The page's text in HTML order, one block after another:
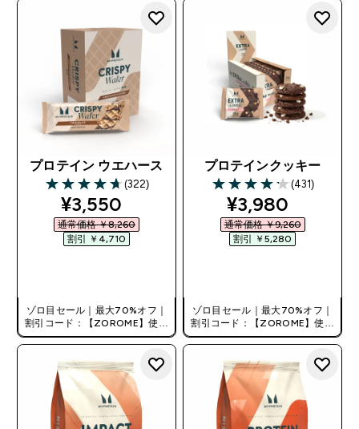
プロテイン ウエハース
4.69 out of 5 stars
(322)
discounted price
¥3,550‎
通常価格 ￥8,260‎
割引 ￥4,710‎
ゾロ目セール｜最大70%オフ｜
割引コード：【ZOROME】使用
で追加10%オフ！
プロテインクッキー
4.2 out of 5 stars
(431)
discounted
¥3,980‎
通常価格 ￥9,260‎
割引 ￥5,280‎
ゾロ目セール｜最大70%オフ｜
割引コード：【ZOROME】使用
で追加10%オフ！